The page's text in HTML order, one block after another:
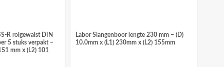
R rolgewalst DIN
5 stuks verpakt –
mm x (L2) 101
Labor Slangenboor lengte 230 mm – (D)
10.0mm x (L1) 230mm x (L2) 155mm